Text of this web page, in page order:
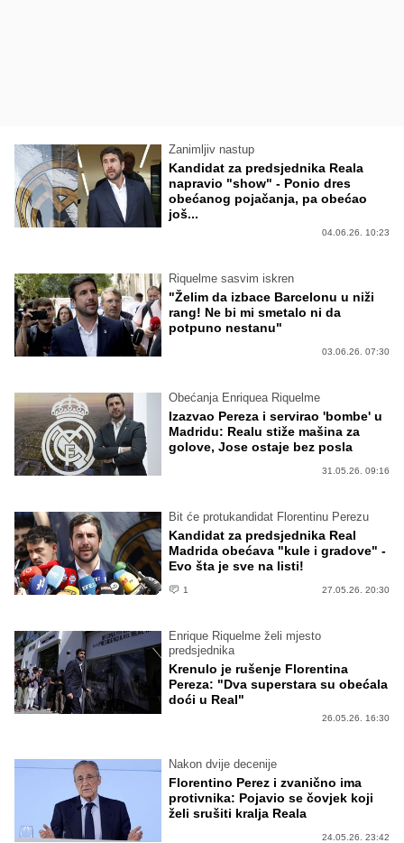
Zanimljiv nastup
Kandidat za predsjednika Reala
napravio "show" - Ponio dres
obećanog pojačanja, pa obećao
još...
04.06.26. 10:23
Riquelme sasvim iskren
"Želim da izbace Barcelonu u niži
rang! Ne bi mi smetalo ni da
potpuno nestanu"
03.06.26. 07:30
Obećanja Enriquea Riquelme
Izazvao Pereza i servirao 'bombe' u
Madridu: Realu stiže mašina za
golove, Jose ostaje bez posla
31.05.26. 09:16
Bit će protukandidat Florentinu Perezu
Kandidat za predsjednika Real
Madrida obećava "kule i gradove" -
Evo šta je sve na listi!
1 27.05.26. 20:30
Enrique Riquelme želi mjesto
predsjednika
Krenulo je rušenje Florentina
Pereza: "Dva superstara su obećala
doći u Real"
26.05.26. 16:30
Nakon dvije decenije
Florentino Perez i zvanično ima
protivnika: Pojavio se čovjek koji
želi srušiti kralja Reala
24.05.26. 23:42